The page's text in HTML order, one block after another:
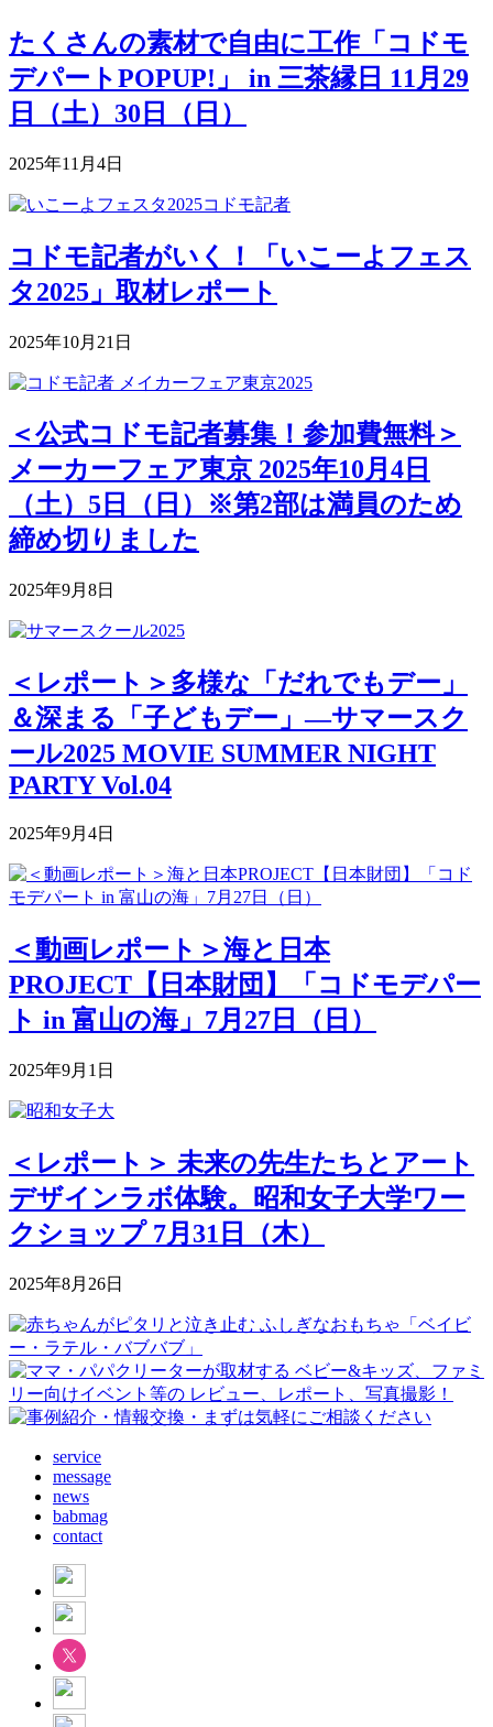
たくさんの素材で自由に工作「コドモ
デパートPOPUP!」 in 三茶縁日 11月29
日（土）30日（日）
2025年11月4日
コドモ記者がいく！「いこーよフェス
タ2025」取材レポート
2025年10月21日
＜公式コドモ記者募集！参加費無料＞
メーカーフェア東京 2025年10月4日
（土）5日（日）※第2部は満員のため
締め切りました
2025年9月8日
＜レポート＞多様な「だれでもデー」
＆深まる「子どもデー」―サマースク
ール2025 MOVIE SUMMER NIGHT
PARTY Vol.04
2025年9月4日
＜動画レポート＞海と日本
PROJECT【日本財団】「コドモデパー
ト in 富山の海」7月27日（日）
2025年9月1日
＜レポート＞ 未来の先生たちとアート
デザインラボ体験。昭和女子大学ワー
クショップ 7月31日（木）
2025年8月26日
service
message
news
babmag
contact